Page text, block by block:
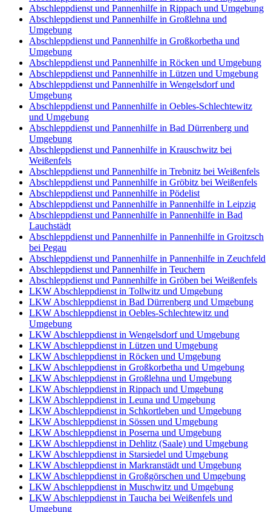
Abschleppdienst und Pannenhilfe in Rippach und Umgebung
Abschleppdienst und Pannenhilfe in Großlehna und
Umgebung
Abschleppdienst und Pannenhilfe in Großkorbetha und
Umgebung
Abschleppdienst und Pannenhilfe in Röcken und Umgebung
Abschleppdienst und Pannenhilfe in Lützen und Umgebung
Abschleppdienst und Pannenhilfe in Wengelsdorf und
Umgebung
Abschleppdienst und Pannenhilfe in Oebles-Schlechtewitz
und Umgebung
Abschleppdienst und Pannenhilfe in Bad Dürrenberg und
Umgebung
Abschleppdienst und Pannenhilfe in Krauschwitz bei
Weißenfels
Abschleppdienst und Pannenhilfe in Trebnitz bei Weißenfels
Abschleppdienst und Pannenhilfe in Gröbitz bei Weißenfels
Abschleppdienst und Pannenhilfe in Pödelist
Abschleppdienst und Pannenhilfe in Pannenhilfe in Leipzig
Abschleppdienst und Pannenhilfe in Pannenhilfe in Bad
Lauchstädt
Abschleppdienst und Pannenhilfe in Pannenhilfe in Groitzsch
bei Pegau
Abschleppdienst und Pannenhilfe in Pannenhilfe in Zeuchfeld
Abschleppdienst und Pannenhilfe in Teuchern
Abschleppdienst und Pannenhilfe in Gröben bei Weißenfels
LKW Abschleppdienst in Tollwitz und Umgebung
LKW Abschleppdienst in Bad Dürrenberg und Umgebung
LKW Abschleppdienst in Oebles-Schlechtewitz und
Umgebung
LKW Abschleppdienst in Wengelsdorf und Umgebung
LKW Abschleppdienst in Lützen und Umgebung
LKW Abschleppdienst in Röcken und Umgebung
LKW Abschleppdienst in Großkorbetha und Umgebung
LKW Abschleppdienst in Großlehna und Umgebung
LKW Abschleppdienst in Rippach und Umgebung
LKW Abschleppdienst in Leuna und Umgebung
LKW Abschleppdienst in Schkortleben und Umgebung
LKW Abschleppdienst in Sössen und Umgebung
LKW Abschleppdienst in Poserna und Umgebung
LKW Abschleppdienst in Dehlitz (Saale) und Umgebung
LKW Abschleppdienst in Starsiedel und Umgebung
LKW Abschleppdienst in Markranstädt und Umgebung
LKW Abschleppdienst in Großgörschen und Umgebung
LKW Abschleppdienst in Muschwitz und Umgebung
LKW Abschleppdienst in Taucha bei Weißenfels und
Umgebung